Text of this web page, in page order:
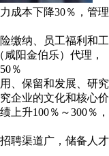
成本下降30％，管理
缴纳、员工福利和工
阳金伯乐）代理，
％
、保留和发展、研究
企业的文化和核心价
上升100％～300％，
聘渠道广，储备人才